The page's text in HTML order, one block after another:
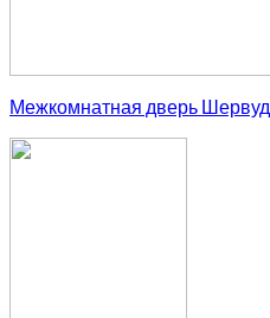
Межкомнатная дверь Шервуд